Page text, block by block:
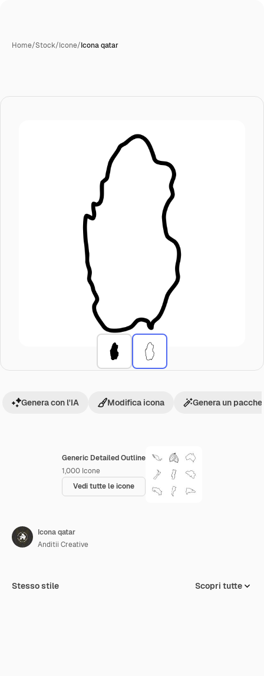
Home/Stock/Icone/Icona qatar
Generic Detailed Outline
1,000 Icone
Vedi tutte le icone
Genera con l'IA Modifica icona Genera un
Icona qatar
Anditii Creative
Stesso stile Scopri tutte